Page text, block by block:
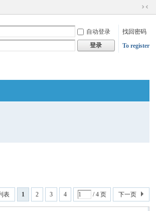
切
到
窄
自动登录
找回密码
登录 To register
1 2 3 4 / 4 页 下一页
表